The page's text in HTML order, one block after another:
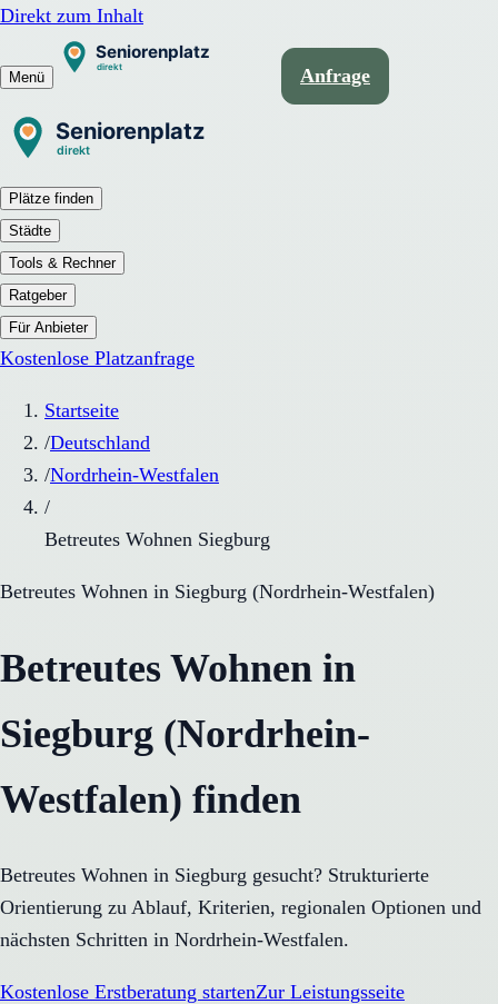
Direkt zum Inhalt
Menü Anfrage
Plätze finden
Städte
Tools & Rechner
Ratgeber
Für Anbieter
Kostenlose Platzanfrage
Startseite
/Deutschland
/Nordrhein-Westfalen
/
Betreutes Wohnen Siegburg
Betreutes Wohnen in Siegburg (Nordrhein-Westfalen)
Betreutes Wohnen in
Siegburg (Nordrhein-
Westfalen) finden
Betreutes Wohnen in Siegburg gesucht? Strukturierte
Orientierung zu Ablauf, Kriterien, regionalen Optionen und
nächsten Schritten in Nordrhein-Westfalen.
Kostenlose Erstberatung startenZur Leistungsseite